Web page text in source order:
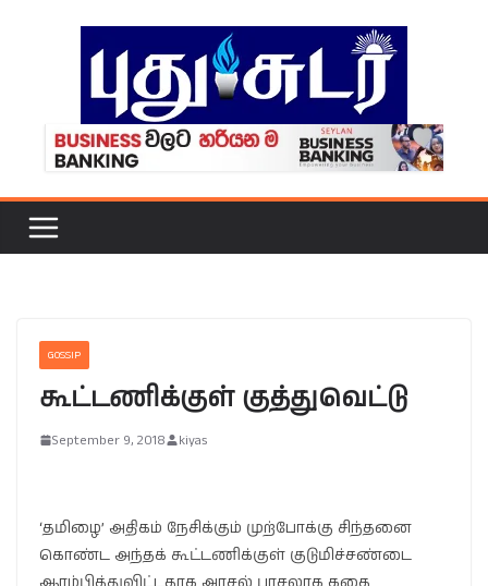
GOSSIP
கூட்டணிக்குள் குத்துவெட்டு
September 9, 2018 kiyas
‘தமிழை’ அதிகம் நேசிக்கும் முற்போக்கு சிந்தனை
கொண்ட அந்தக் கூட்டணிக்குள் குடுமிச்சண்டை